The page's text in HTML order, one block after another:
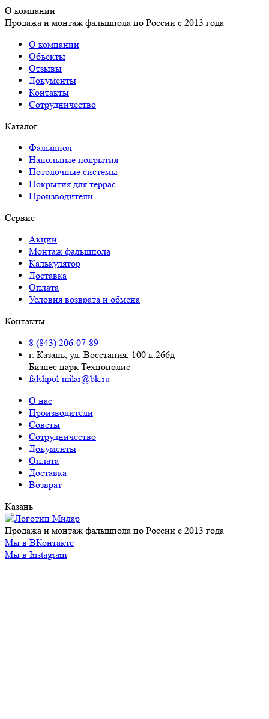
О компании
Продажа и монтаж фальшпола по России с 2013 года
О компании
Объекты
Отзывы
Документы
Контакты
Сотрудничество
Каталог
Фальшпол
Напольные покрытия
Потолочные системы
Покрытия для террас
Производители
Сервис
Акции
Монтаж фальшпола
Калькулятор
Доставка
Оплата
Условия возврата и обмена
Контакты
8 (843) 206-07-89
г. Казань, ул. Восстания, 100 к.266д
Бизнес парк Технополис
falshpol-milar@bk.ru
О нас
Производители
Советы
Сотрудничество
Документы
Оплата
Доставка
Возврат
Казань
Продажа и монтаж фальшпола по России с 2013 года
Мы в ВКонтакте
Мы в Instagram